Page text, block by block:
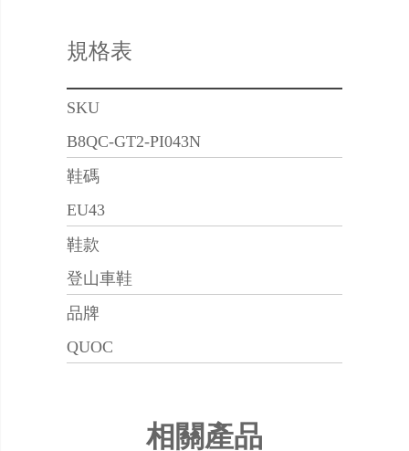
規格表
SKU
B8QC-GT2-PI043N
鞋碼
EU43
鞋款
登山車鞋
品牌
QUOC
相關產品